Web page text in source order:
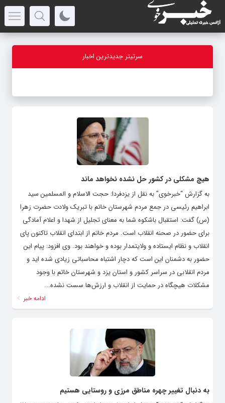
سرتیتر جدیدترین اخبار
هیچ مشکلی در کشور حل نشده نخواهد ماند
به گزارش “خبرخوی” به نقل از یزدفردا: حجت الاسلام و المسلمین سید
ابراهیم رئیسی در جمع مردم شهرستان خاتم با تبریک ولادت حضرت زهرا
(س) گفت: استقبال باشکوه شما به معنای تجلیل از شهدا و اعلام آمادگی
برای حضور در صحنه انقلاب است. مردم خاتم از ابتدای انقلاب تاکنون پای
انقلاب و نظام ایستاده و ولایتمدار بوده و خواهند بود. وی افزود: پیام این
حضور به دشمنان این است که دچار اشتباه محاسباتی زیادی شده اید و
مردم انقلابی در سراسر کشور و استان یزد و شهرستان خاتم با وجود
مشکلات هیچگاه در حمایت از انقلاب و ارزش‌ها سست نشده...
ادامه خبر
به دنبال تغییر چهره‌ مناطق مرزی و روستایی هستیم